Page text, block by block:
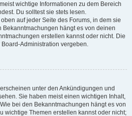
wichtige Informationen zu dem Bereich
Du solltest sie stets lesen.
auf jeder Seite des Forums, in dem sie
hängt es von deinen
erstellen kannst oder nicht. Die
Administration vergeben.
unter den Ankündigungen und
Sie haben meist einen wichtigen Inhalt,
bei den Bekanntmachungen hängt es von
wichtige Themen erstellen kannst oder nicht;